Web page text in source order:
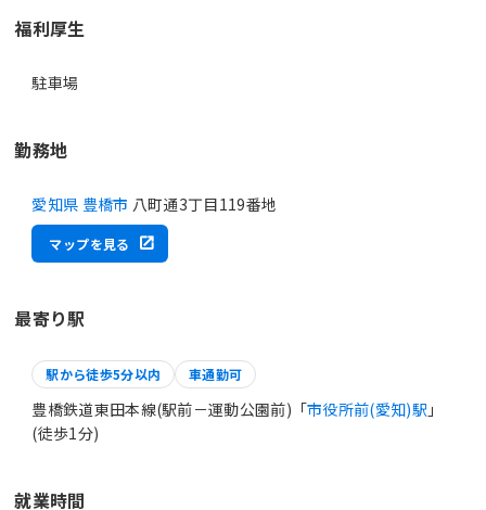
福利厚生
駐車場
勤務地
愛知県 豊橋市 八町通3丁目119番地
マップを見る
最寄り駅
駅から徒歩5分以内 車通勤可
豊橋鉄道東田本線(駅前－運動公園前)「市役所前(愛知)駅 」
(徒歩1分)
就業時間